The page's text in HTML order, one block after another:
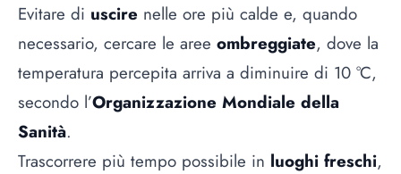
Evitare di uscire nelle ore più calde e, quando
necessario, cercare le aree ombreggiate, dove la
temperatura percepita arriva a diminuire di 10 °C,
secondo l’Organizzazione Mondiale della
Sanità.
Trascorrere più tempo possibile in luoghi freschi,